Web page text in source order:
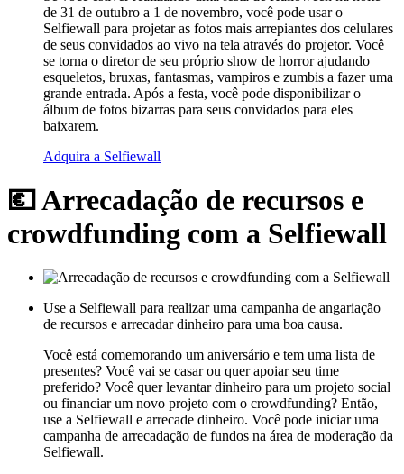
de 31 de outubro a 1 de novembro, você pode usar o
Selfiewall para projetar as fotos mais arrepiantes dos celulares
de seus convidados ao vivo na tela através do projetor. Você
se torna o diretor de seu próprio show de horror ajudando
esqueletos, bruxas, fantasmas, vampiros e zumbis a fazer uma
grande entrada. Após a festa, você pode disponibilizar o
álbum de fotos bizarras para seus convidados para eles
baixarem.
Adquira a Selfiewall
💶 Arrecadação de recursos e
crowdfunding com a Selfiewall
Use a Selfiewall para realizar uma campanha de angariação
de recursos e arrecadar dinheiro para uma boa causa.
Você está comemorando um aniversário e tem uma lista de
presentes? Você vai se casar ou quer apoiar seu time
preferido? Você quer levantar dinheiro para um projeto social
ou financiar um novo projeto com o crowdfunding? Então,
use a Selfiewall e arrecade dinheiro. Você pode iniciar uma
campanha de arrecadação de fundos na área de moderação da
Selfiewall.